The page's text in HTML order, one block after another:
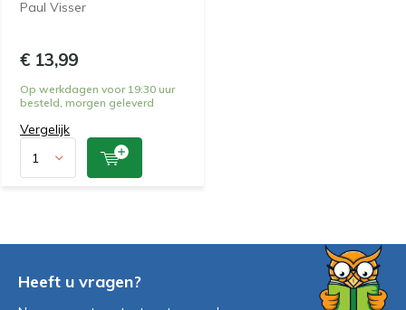
Paul Visser
€ 13,99
Op werkdagen voor 19:30 uur
besteld, morgen geleverd
Vergelijk
Heeft u vragen?